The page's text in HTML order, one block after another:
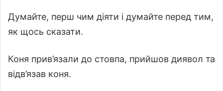
Думайте, перш чим діяти і думайте перед тим,
як щось сказати.
Коня прив’язали до стовпа, прийшов диявол та
відв’язав коня.